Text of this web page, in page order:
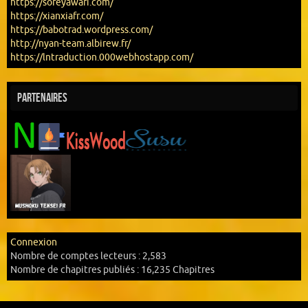
https://xianxiafr.com/
https://babotrad.wordpress.com/
http://nyan-team.albirew.fr/
https://lntraduction.000webhostapp.com/
Partenaires
Connexion
Nombre de comptes lecteurs : 2,583
Nombre de chapitres publiés : 16,235 Chapitres